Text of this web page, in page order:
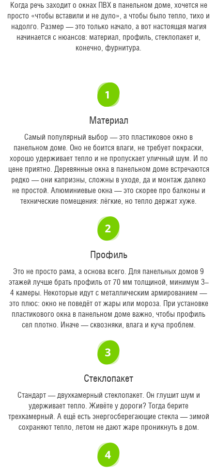
Когда речь заходит о окнах ПВХ в панельном доме, хочется не
просто «чтобы вставили и не дуло», а чтобы было тепло, тихо и
надолго. Размер — это только начало, а вот настоящая магия
начинается с нюансов: материал, профиль, стеклопакет и,
конечно, фурнитура.
Материал
Самый популярный выбор — это пластиковое окно в
панельном доме. Оно не боится влаги, не требует покраски,
хорошо удерживает тепло и не пропускает уличный шум. И по
цене приятно. Деревянные окна в панельном доме встречаются
редко — они капризны, сложны в уходе, да и монтаж далеко
не простой. Алюминиевые окна — это скорее про балконы и
технические помещения: лёгкие, но тепло держат хуже.
Профиль
Это не просто рама, а основа всего. Для панельных домов 9
этажей лучше брать профиль от 70 мм толщиной, минимум 3–
4 камеры. Некоторые идут с металлическим армированием —
это плюс: окно не поведёт от жары или мороза. При установке
пластикового окна в панельном доме важно, чтобы профиль
сел плотно. Иначе — сквозняки, влага и куча проблем.
Стеклопакет
Стандарт — двухкамерный стеклопакет. Он глушит шум и
удерживает тепло. Живёте у дороги? Тогда берите
трехкамерный. А ещё есть энергосберегающие стекла — зимой
сохраняют тепло, летом не дают жаре проникнуть в дом.